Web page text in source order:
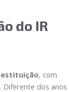
do IR
, com
dos anos